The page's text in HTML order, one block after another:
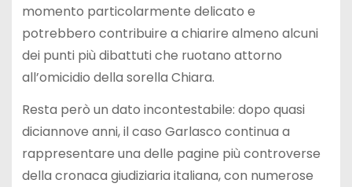
momento particolarmente delicato e
potrebbero contribuire a chiarire almeno alcuni
dei punti più dibattuti che ruotano attorno
all’omicidio della sorella Chiara.
Resta però un dato incontestabile: dopo quasi
diciannove anni, il caso Garlasco continua a
rappresentare una delle pagine più controverse
della cronaca giudiziaria italiana, con numerose